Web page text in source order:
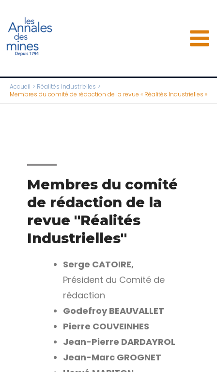
contenu
Accueil
Réalités Industrielles
Membres du comité de rédaction de la revue « Réalités Industrielles »
Membres du comité
de rédaction de la
revue "Réalités
Industrielles"
Serge CATOIRE,
Président du Comité de
rédaction
Godefroy BEAUVALLET
Pierre COUVEINHES
Jean-Pierre DARDAYROL
Jean-Marc GROGNET